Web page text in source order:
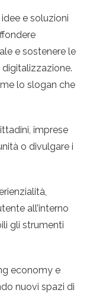
e soluzioni
e sostenere le
lo slogan che
imprese
o divulgare i
all’interno
gli strumenti
economy e
nuovi spazi di